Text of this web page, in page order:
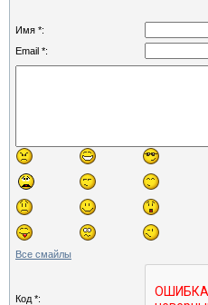
Имя *:
Email *:
Все смайлы
Код *: